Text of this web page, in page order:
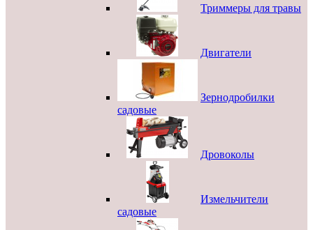
Триммеры для травы
Двигатели
Зернодробилки
садовые
Дровоколы
Измельчители
садовые